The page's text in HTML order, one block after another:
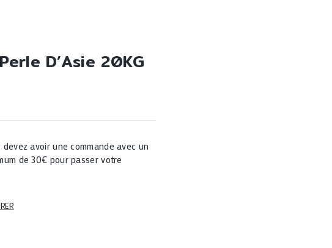
D’Asie 20KG
devez avoir une commande avec un
de 30€ pour passer votre